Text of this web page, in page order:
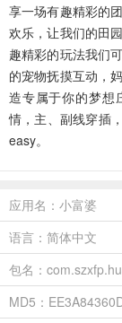
享一场有趣精彩的
欢乐，让我们的田
趣精彩的玩法我们
的宠物抚摸互动，
造专属于你的梦想
情，主、副线穿插
easy。
应用名：小富婆
语言：简体中文
包名：
MD5：